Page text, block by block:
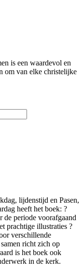
is een waardevol en
om van elke christelijke
lijdenstijd en Pasen,
heeft het boek: ?
de periode voorafgaand
prachtige illustraties ?
verschillende
richt zich op
is het boek ook
in de kerk.